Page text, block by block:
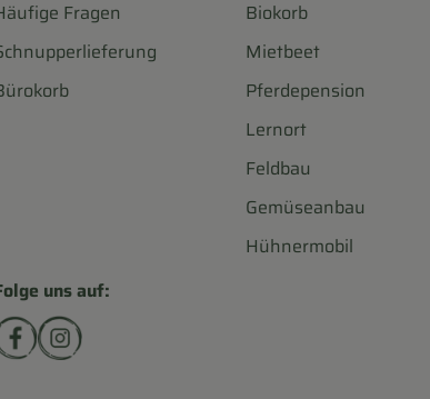
Fragen
Biokorb
Mietbeet
Pferdepension
Lernort
Feldbau
Gemüseanbau
Hühnermobil
uns auf:
Externer Link zu https://www.facebook.com/
Externer Link zu https://